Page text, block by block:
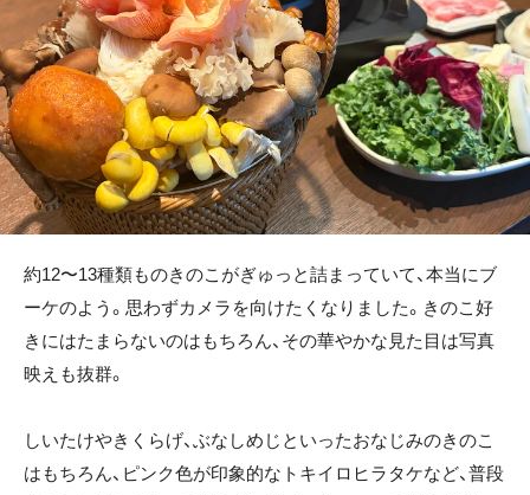
約12〜13種類ものきのこがぎゅっと詰まっていて、本当にブ
ーケのよう。思わずカメラを向けたくなりました。きのこ好
きにはたまらないのはもちろん、その華やかな見た目は写真
映えも抜群。
しいたけやきくらげ、ぶなしめじといったおなじみのきのこ
はもちろん、ピンク色が印象的なトキイロヒラタケなど、普段